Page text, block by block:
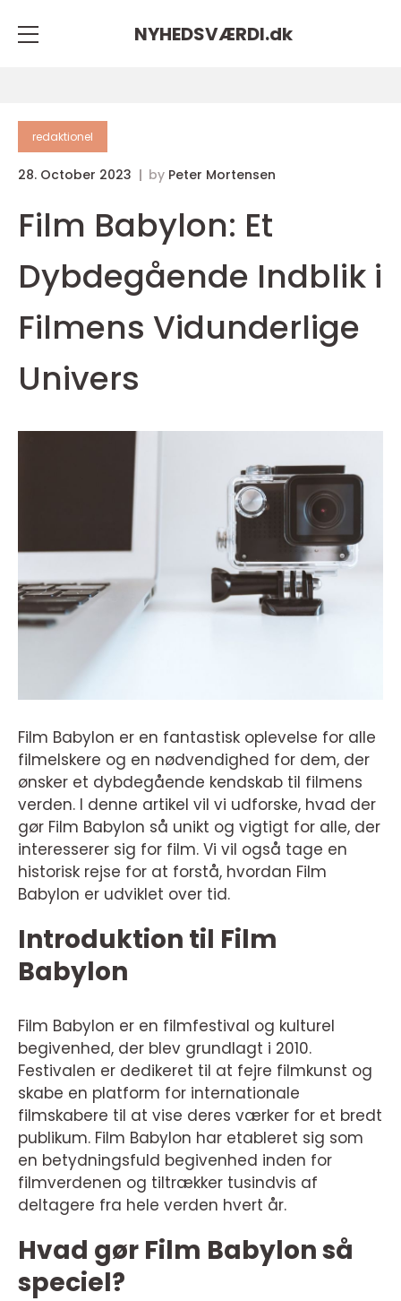
NYHEDSVÆRDI.dk
redaktionel
28. October 2023 by Peter Mortensen
Film Babylon: Et
Dybdegående Indblik i
Filmens Vidunderlige
Univers
Film Babylon er en fantastisk oplevelse for alle
filmelskere og en nødvendighed for dem, der
ønsker et dybdegående kendskab til filmens
verden. I denne artikel vil vi udforske, hvad der
gør Film Babylon så unikt og vigtigt for alle, der
interesserer sig for film. Vi vil også tage en
historisk rejse for at forstå, hvordan Film
Babylon er udviklet over tid.
Introduktion til Film
Babylon
Film Babylon er en filmfestival og kulturel
begivenhed, der blev grundlagt i 2010.
Festivalen er dedikeret til at fejre filmkunst og
skabe en platform for internationale
filmskabere til at vise deres værker for et bredt
publikum. Film Babylon har etableret sig som
en betydningsfuld begivenhed inden for
filmverdenen og tiltrækker tusindvis af
deltagere fra hele verden hvert år.
Hvad gør Film Babylon så
speciel?